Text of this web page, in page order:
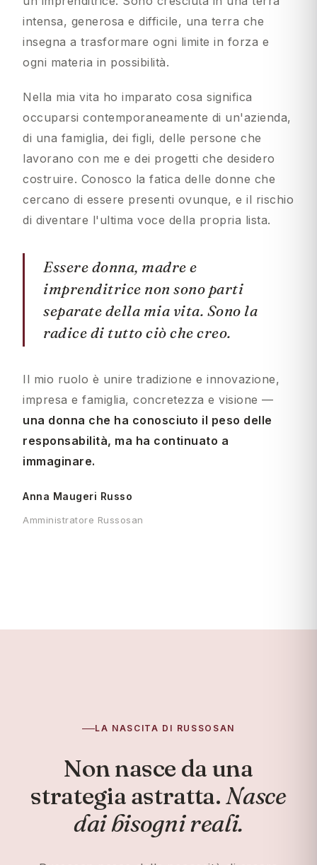
intensa, generosa e difficile, una terra che
insegna a trasformare ogni limite in forza e
ogni materia in possibilità.
Nella mia vita ho imparato cosa significa
occuparsi contemporaneamente di un'azienda,
di una famiglia, dei figli, delle persone che
lavorano con me e dei progetti che desidero
costruire. Conosco la fatica delle donne che
cercano di essere presenti ovunque, e il rischio
di diventare l'ultima voce della propria lista.
Essere donna, madre e
imprenditrice non sono parti
separate della mia vita. Sono la
radice di tutto ciò che creo.
Il mio ruolo è unire tradizione e innovazione,
impresa e famiglia, concretezza e visione —
una donna che ha conosciuto il peso delle
responsabilità, ma ha continuato a
immaginare.
Anna Maugeri Russo
Amministratore Russosan
LA NASCITA DI RUSSOSAN
Non nasce da una
strategia astratta.Nasce
dai bisogni reali.
Anna Maugeri Russo
Siamo qui per aiutarti